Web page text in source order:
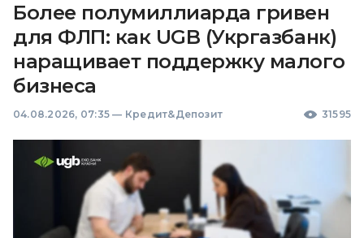
Более полумиллиарда гривен
для ФЛП: как UGB (Укргазбанк)
наращивает поддержку малого
бизнеса
04.08.2026, 07:35 — Кредит&Депозит 31595